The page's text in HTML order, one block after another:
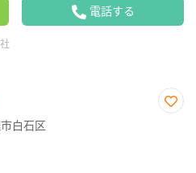
電話する
白石区